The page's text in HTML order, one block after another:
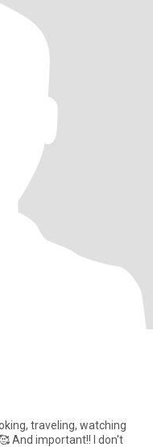
traveling, watching
And important!! I don't